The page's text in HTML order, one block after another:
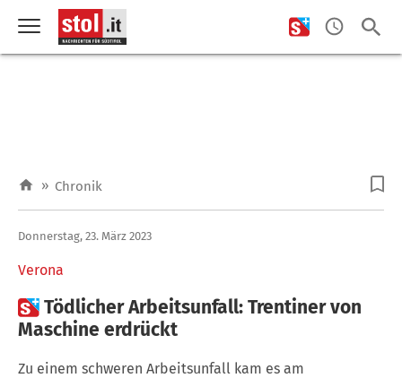
» Chronik
Verona
Donnerstag, 23. März 2023
Tödlicher Arbeitsunfall: Trentiner von
Maschine erdrückt
Zu einem schweren Arbeitsunfall kam es am